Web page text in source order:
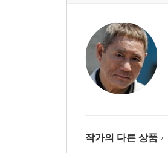
작가의 다른 상품